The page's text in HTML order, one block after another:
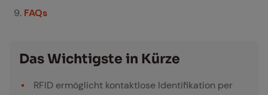
FAQs
Das Wich­tigs­te in Kür­ze
RFID ermöglicht kontaktlose Identifikation per